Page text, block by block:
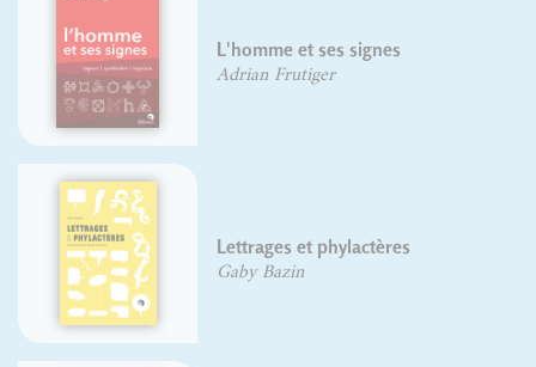
et ses signes
Frutiger
et phylactères
Bazin